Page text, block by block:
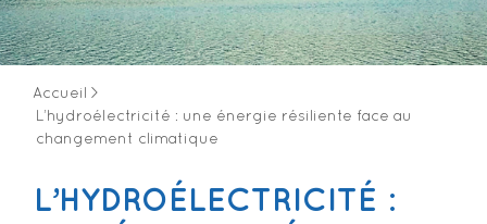
Accueil
>
L’hydroélectricité : une énergie résiliente face au
changement climatique
L’HYDROÉLECTRICITÉ :